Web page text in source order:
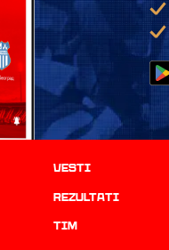
Vesti
rezultati
TIM